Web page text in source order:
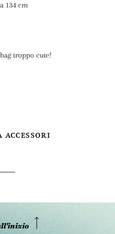
134 cm
troppo cute!